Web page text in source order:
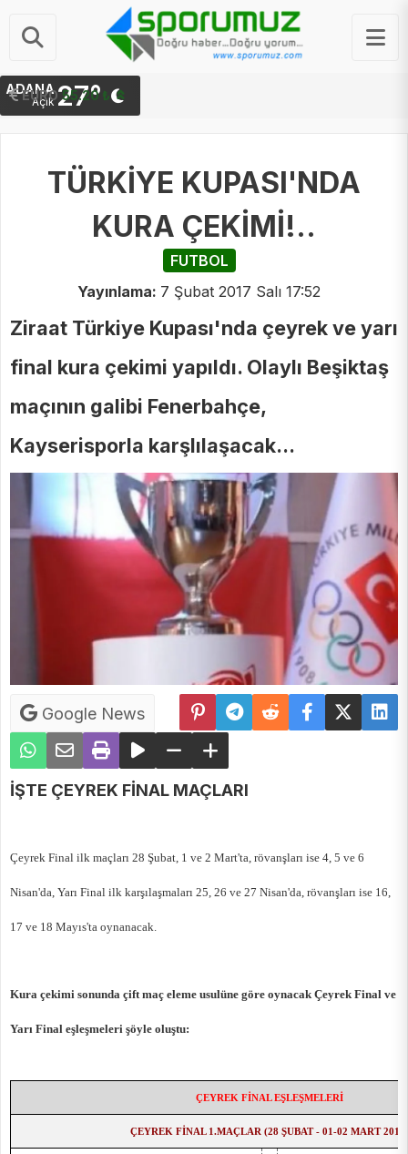
EURO
STERLIN 64.45 ₺
ADANA
Açık27°
TÜRKİYE KUPASI'NDA
KURA ÇEKİMİ!..
FUTBOL
Yayınlama: 7 Şubat 2017 Salı 17:52
Ziraat Türkiye Kupası'nda çeyrek ve yarı
final kura çekimi yapıldı. Olaylı Beşiktaş
maçının galibi Fenerbahçe,
Kayserisporla karşlılaşacak...
Google News
İŞTE ÇEYREK FİNAL MAÇLARI
Çeyrek Final ilk maçları 28 Şubat, 1 ve 2 Mart'ta, rövanşları ise 4, 5 ve 6
Nisan'da, Yarı Final ilk karşılaşmaları 25, 26 ve 27 Nisan'da, rövanşları ise 16,
17 ve 18 Mayıs'ta oynanacak.
Kura çekimi sonunda çift maç eleme usulüne göre oynacak Çeyrek Final ve
Yarı Final eşleşmeleri şöyle oluştu:
ÇEYREK FİNAL EŞLEŞMELERİ
ÇEYREK FİNAL 1.MAÇLAR (28 ŞUBAT - 01-02 MART 2017)